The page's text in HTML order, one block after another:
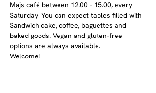
Majs café between 12.00 - 15.00, every
Saturday. You can expect tables filled with
Sandwich cake, coffee, baguettes and
baked goods. Vegan and gluten-free
options are always available.
Welcome!